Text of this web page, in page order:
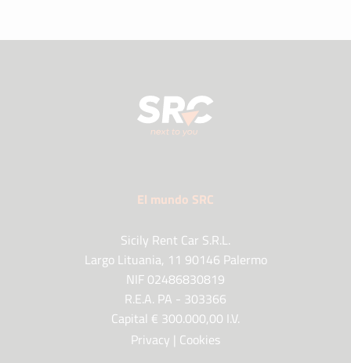
El mundo SRC
Sicily Rent Car S.R.L.
Largo Lituania, 11 90146 Palermo
NIF 02486830819
R.E.A. PA - 303366
Capital € 300.000,00 I.V.
Privacy | Cookies